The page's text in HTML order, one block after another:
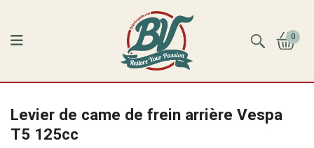
0
Levier de came de frein arrière Vespa
T5 125cc